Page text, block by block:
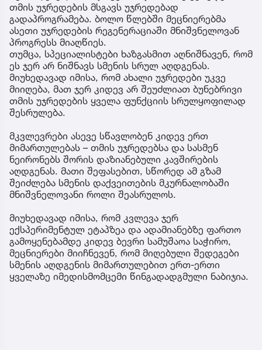
თმის უჯრედების მსგავს უჯრედებად
გადაპროგრამება. ბოლო წლებში მეცნიერებმა
ასეთი უჯრედების რეგენერაციაში მნიშვნელოვან
პროგრესს მიაღწიეს.
თუმცა, სპეციალისტები ხაზგასმით აღნიშნავენ, რომ
ეს ჯერ არ ნიშნავს სმენის სრულ აღდგენას.
მიუხედავად იმისა, რომ ახალი უჯრედები უკვე
მიიღება, მათ ჯერ კიდევ არ შეუძლიათ ბუნებრივი
თმის უჯრედების ყველა ფუნქციის სრულყოფილად
შესრულება.
მკვლევრები ასევე სწავლობენ კიდევ ერთ
მიმართულებას – თმის უჯრედებსა და სასმენ
ნეირონებს შორის დაზიანებული კავშირების
აღდგენას. მათი შეფასებით, სწორედ ამ გზამ
შეიძლება სმენის დაქვეითების მკურნალობაში
მნიშვნელოვანი როლი შეასრულოს.
მიუხედავად იმისა, რომ კვლევა ჯერ
ექსპერიმენტულ ეტაპზეა და ადამიანებზე ფართო
გამოყენებამდე კიდევ ბევრი სამუშაოა საჭირო,
მეცნიერები მიიჩნევენ, რომ მიღებული შედეგები
სმენის აღდგენის მიმართულებით ერთ-ერთი
ყველაზე იმედისმომცემი წინგადადგმული ნაბიჯია.